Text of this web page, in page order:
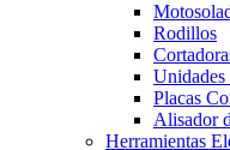
Rodillos
Unidades
Placas
Alisador
Herramientas